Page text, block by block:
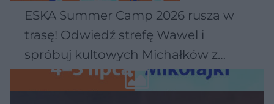
ESKA Summer Camp 2026 rusza w
trasę! Odwiedź strefę Wawel i
spróbuj kultowych Michałków z
Wawelu